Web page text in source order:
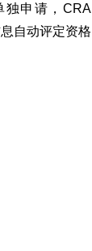
独申请，CRA
自动评定资格